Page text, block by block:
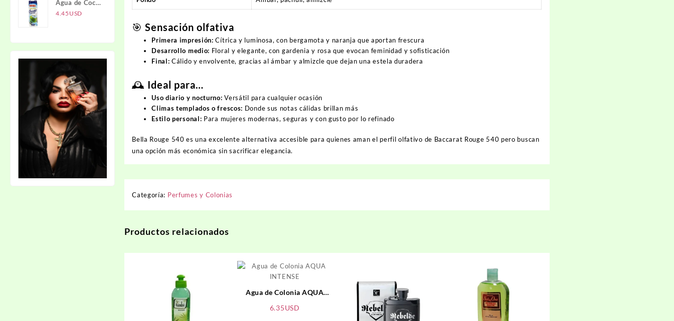
Agua de Coco
IBERIA
4.45 USD
🎯 Sensación olfativa
Primera impresión: Cítrica y luminosa, con bergamota y naranja que aportan frescura
Desarrollo medio: Floral y elegante, con gardenia y rosa que evocan feminidad y sofisticación
Final: Cálido y envolvente, gracias al ámbar y almizcle que dejan una estela duradera
🕰️ Ideal para…
Uso diario y nocturno: Versátil para cualquier ocasión
Climas templados o frescos: Donde sus notas cálidas brillan más
Estilo personal: Para mujeres modernas, seguras y con gusto por lo refinado
Bella Rouge 540 es una excelente alternativa accesible para quienes aman el perfil olfativo de Baccarat Rouge 540 pero buscan
una opción más económica sin sacrificar elegancia.
Categoría: Perfumes y Colonias
Productos relacionados
Agua de Colonia AQUA
6.35USD